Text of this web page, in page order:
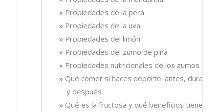
Propiedades de la pera
Propiedades de la uva
Propiedades del limón
Propiedades del zumo de piña
Propiedades nutricionales de los zumos
Qué comer si haces deporte: antes, durante
y después
Qué es la fructosa y qué beneficios tiene